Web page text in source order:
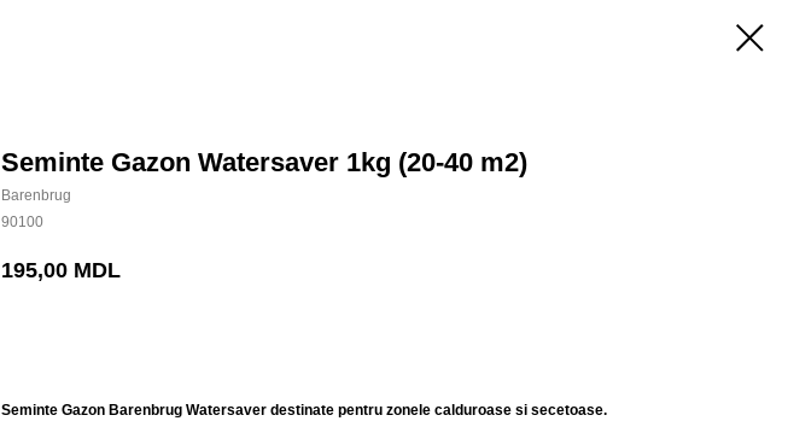
Seminte Gazon Watersaver 1kg (20-40 m2)
Barenbrug
90100
195,00 MDL
Seminte Gazon Barenbrug Watersaver destinate pentru zonele calduroase si secetoase.